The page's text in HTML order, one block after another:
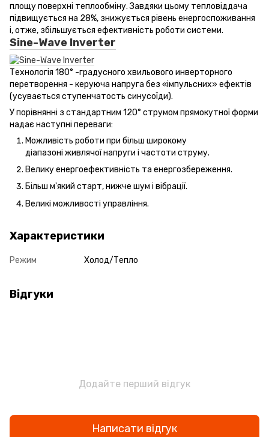
площу поверхні теплообміну. Завдяки цьому тепловіддача
підвищується на 28%, знижується рівень енергоспоживання
і, отже, збільшується ефективність роботи системи.
Sine-Wave Inverter
Технологія 180° -градусного хвильового инверторного
перетворення - керуюча напруга без «імпульсних» ефектів
(усувається ступенчатость синусоїди).
У порівнянні з стандартним 120° струмом прямокутної форми
надає наступні переваги:
Можливість роботи при більш широкому
діапазоні живлячої напруги і частоти струму.
Велику енергоефективність та енергозбереження.
Більш м'який старт, нижче шум і вібрації.
Великі можливості управління.
Характеристики
Режим Холод/Тепло
Відгуки
Додайте перший відгук
Написати відгук